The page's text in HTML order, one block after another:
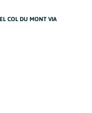
COL DU MONT VIA